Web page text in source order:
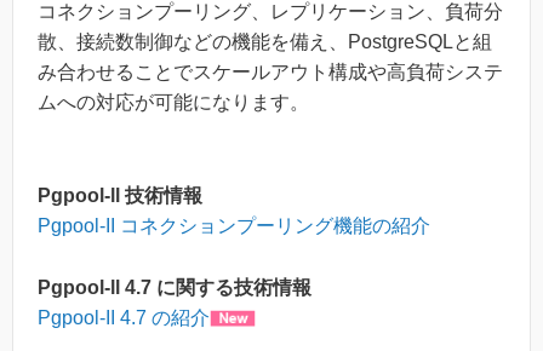
コネクションプーリング、レプリケーション、負荷分
散、接続数制御などの機能を備え、PostgreSQLと組
み合わせることでスケールアウト構成や高負荷システ
ムへの対応が可能になります。
Pgpool-ll 技術情報
Pgpool‑II コネクションプーリング機能の紹介
Pgpool-ll 4.7 に関する技術情報
Pgpool-II 4.7 の紹介